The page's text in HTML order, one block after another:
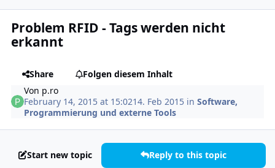
Problem RFID - Tags werden nicht
erkannt
Share
Folgen diesem Inhalt
Von p.ro
February 14, 2015 at 15:0214. Feb 2015 inSoftware,
Programmierung und externe Tools
Start new topic Reply to this topic